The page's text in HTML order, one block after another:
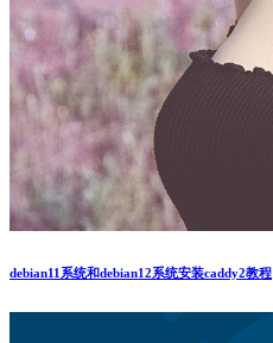
debian11系统和debian12系统安装caddy2教程